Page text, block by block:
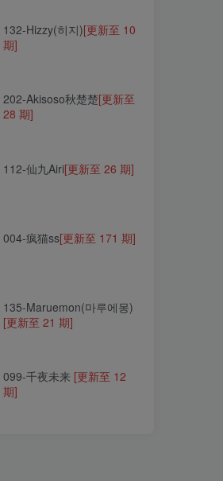
202-Akisoso秋楚楚
099-千夜未来[更新至 12
132-Hizzy(히지)[更新至 10
期]
202-Akisoso秋楚楚[更新至
28 期]
112-仙九Airi[更新至 26 期]
004-疯猫ss[更新至 171 期]
135-Maruemon(마루에몽)
[更新至 21 期]
099-千夜未来 [更新至 12
期]